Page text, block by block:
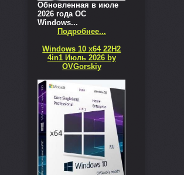
Обновленная в июле
2026 года ОС
Windows...
Подробнее...
Windows 10 x64 22H2
4in1 Июль 2026 by
OVGorskiy